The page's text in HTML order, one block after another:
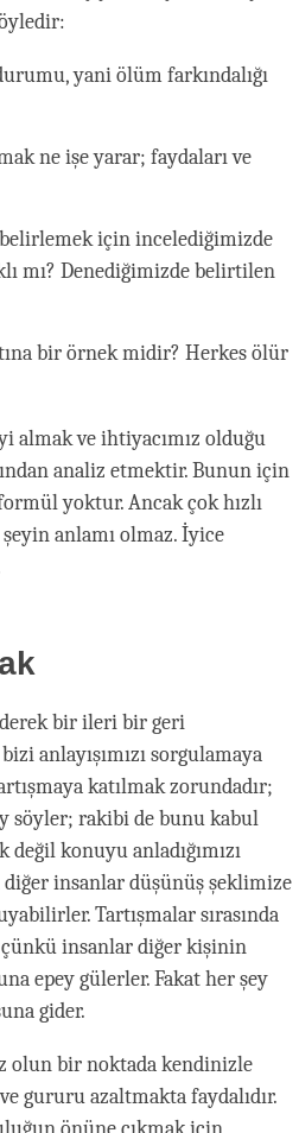
yani ölüm farkındalığı
ne işe yarar; faydaları ve
belirlemek için incelediğimizde
mı? Denediğimizde belirtilen
bir örnek midir? Herkes ölür
almak ve ihtiyacımız olduğu
analiz etmektir. Bunun için
yoktur. Ancak çok hızlı
anlamı olmaz. İyice
bir ileri bir geri
anlayışımızı sorgulamaya
katılmak zorundadır;
söyler; rakibi de bunu kabul
konuyu anladığımızı
insanlar düşünüş şeklimize
Tartışmalar sırasında
insanlar diğer kişinin
epey gülerler. Fakat her şey
gider.
olun bir noktada kendinizle
gururu azaltmakta faydalıdır.